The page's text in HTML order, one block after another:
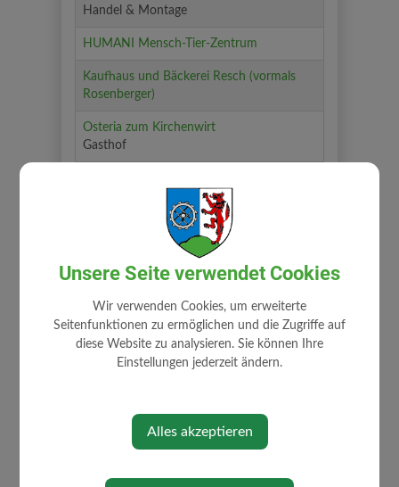
Handel & Montage
HUMANI Mensch-Tier-Zentrum
Kaufhaus und Bäckerei Resch (vormals
Rosenberger)
Osteria zum Kirchenwirt
Gasthof
Privatzimmer Familie Gratzer
Rodelhütte Kothal
Transportunternehmen Bernhard Gruber
Ihre Firma eintragen
Unsere Seite verwendet Cookies
Wir verwenden Cookies, um erweiterte
Seitenfunktionen zu ermöglichen und die Zugriffe auf
diese Website zu analysieren. Sie können Ihre
Einstellungen jederzeit ändern.
Alles akzeptieren